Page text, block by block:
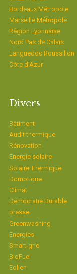
Bordeaux Métropole
Marseille Métropole
Région Lyonnaise
Nord Pas de Calais
Languedoc Roussillon
Côte d’Azur
Divers
Bâtiment
Audit thermique
Rénovation
Energie solaire
Solaire Thermique
Domotique
Climat
Démocratie Durable
presse
Greenwashing
Energies
Smart-grid
BioFuel
Eolien